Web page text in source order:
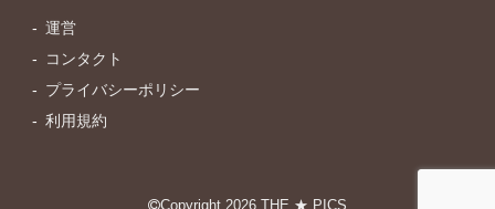
運営
コンタクト
プライバシーポリシー
利用規約
Copyright 2026 THE ★ PICS